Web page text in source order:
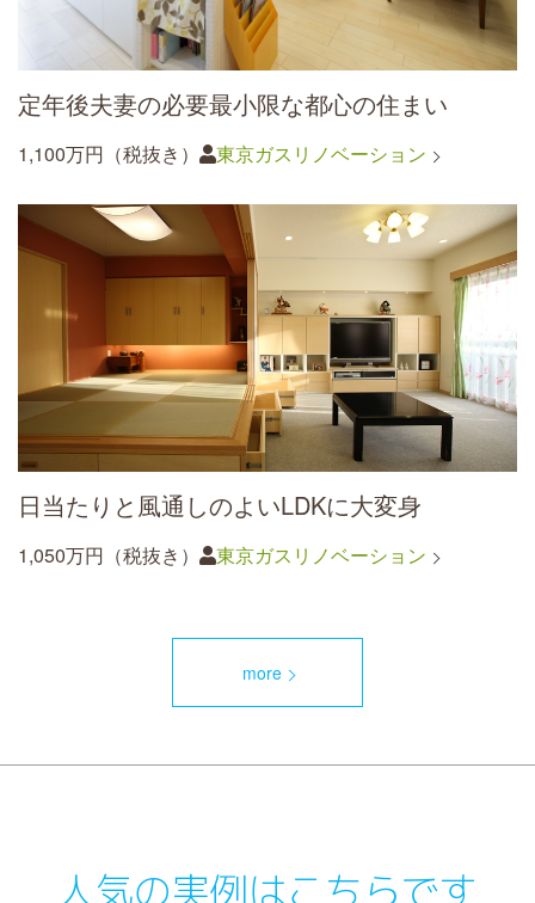
定年後夫妻の必要最小限な都心の住まい
1,100万円（税抜き） 東京ガスリノベーション
日当たりと風通しのよいLDKに大変身
1,050万円（税抜き） 東京ガスリノベーション
more
人気の実例はこちらです